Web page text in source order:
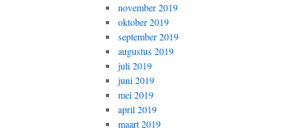
november 2019
oktober 2019
september 2019
augustus 2019
juli 2019
juni 2019
mei 2019
april 2019
maart 2019